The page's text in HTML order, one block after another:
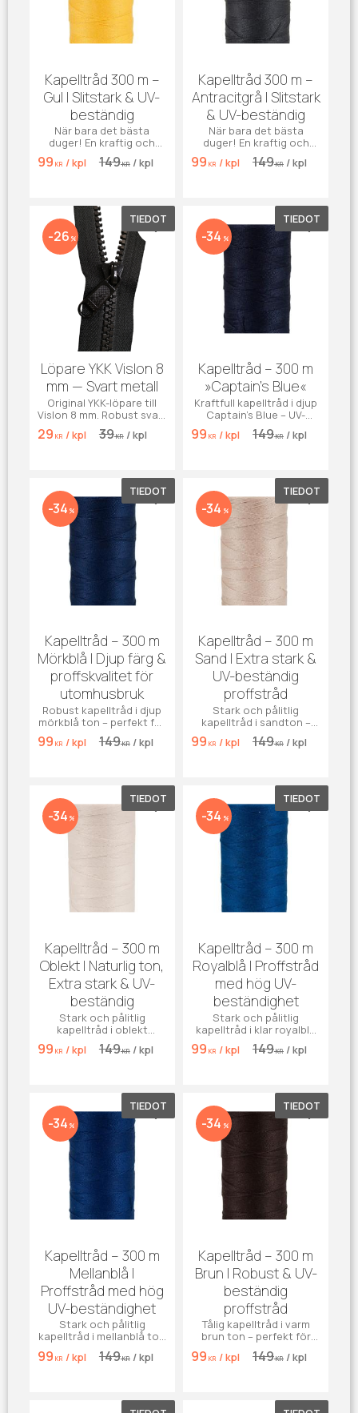
Kapelltråd 300 m –
Gul | Slitstark & UV-
beständig
När bara det bästa
duger! En kraftig och
väderbeständig
kapelltråd i livlig gul
markiser, presenning.
99 KR /kpl 149KR /kpl
Kapelltråd 300 m –
Antracitgrå | Slitstark
& UV-beständig
När bara det bästa
duger! En kraftig och
väderbeständig
kapelltråd i elegant
båtkapell, markiser,
presenning
99 KR /kpl 149KR /kpl
Löpare YKK Vislon 8
mm — Svart metall
Original YKK-löpare till
Vislon 8 mm. Robust svart
metall, lättglidande och
slitstark — perfekt för
29 KR /kpl 39KR /kpl
26 % Lisää suosikiksi
TIEDOT
Kapelltråd – 300 m
»Captain’s Blue«
Kraftfull kapelltråd i djup
Captain’s Blue – UV-
beständig polyester för
kapell, markiser,
99 KR /kpl 149KR /kpl
34 % Lisää
TIEDOT
Kapelltråd – 300 m
Mörkblå | Djup färg &
proffskvalitet för
utomhusbruk
Robust kapelltråd i djup
mörkblå ton – perfekt för
markiser, kapell, möbler
och jeans. Tillverkad i
99 KR /kpl 149KR /kpl
34 % Lisää suosikiksi
TIEDOT
Kapelltråd – 300 m
Sand | Extra stark &
UV-beständig
proffstråd
Stark och pålitlig
kapelltråd i sandton –
perfekt för markiser,
kapell, möbler och jeans.
99 KR /kpl 149KR /kpl
34 % Lisää
TIEDOT
Kapelltråd – 300 m
Oblekt | Naturlig ton,
Extra stark & UV-
beständig
Stark och pålitlig
kapelltråd i oblekt
(naturlig) ton – perfekt
för kapell, markiser,
beständig polyester
99 KR /kpl 149KR /kpl
34 % Lisää suosikiksi
TIEDOT
Kapelltråd – 300 m
Royalblå | Proffstråd
med hög UV-
beständighet
Stark och pålitlig
kapelltråd i klar royalblå
ton – perfekt för
markiser, kapell, möbler
polyester.
99 KR /kpl 149KR /kpl
34 % Lisää
TIEDOT
Kapelltråd – 300 m
Mellanblå |
Proffstråd med hög
UV-beständighet
Stark och pålitlig
kapelltråd i mellanblå ton
– perfekt för markiser,
kapell, möbler och jeans.
99 KR /kpl 149KR /kpl
34 % Lisää suosikiksi
TIEDOT
Kapelltråd – 300 m
Brun | Robust & UV-
beständig
proffstråd
Tålig kapelltråd i varm
brun ton – perfekt för
kapell, dynor, möbler och
jeans. Hög färgäkthet
99 KR /kpl 149KR /kpl
34 % Lisää
TIEDOT